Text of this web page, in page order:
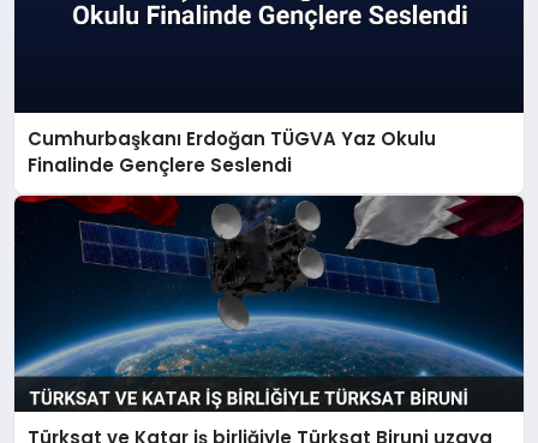
Cumhurbaşkanı Erdoğan TÜGVA Yaz Okulu
Finalinde Gençlere Seslendi
Türksat ve Katar iş birliğiyle Türksat Biruni uzaya